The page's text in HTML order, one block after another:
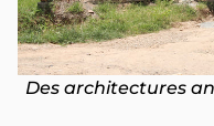
Des architectures